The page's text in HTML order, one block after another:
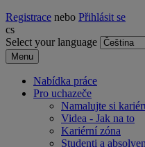
Registrace nebo Přihlásit se
cs
Select your language
Menu
Nabídka práce
Pro uchazeče
Namalujte si
Videa - Jak na to
Kariérní zóna
Studenti a